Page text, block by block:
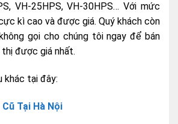
VH-25HPS, VH-30HPS… Với mức
kì cao và được giá. Quý khách còn
gọi cho chúng tôi ngay để bán
được giá nhất.
khác tại đây:
Tại Hà Nội